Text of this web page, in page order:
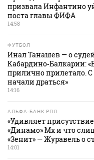
призвала Инфантино
поста главы ФИФА
14:58
ФУТБОЛ
Инал Танашев — о
Кабардино‑Балкарии:
прилично прилетало.
начали драться»
14:16
АЛЬФА-БАНК РПЛ
«Удивляет
«Динамо» Мх и что
«Зенит» — Журавель о
14:01